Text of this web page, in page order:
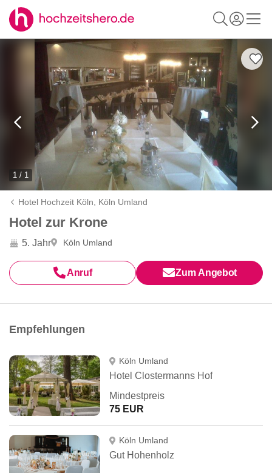
1 / 1
Hotel Hochzeit Köln, Köln Umland
Hotel zur Krone
5. Jahr Köln Umland
Anruf Zum Angebot
Empfehlungen
Köln Umland
Hotel Clostermanns Hof
Mindestpreis
75 EUR
Köln Umland
Gut Hohenholz